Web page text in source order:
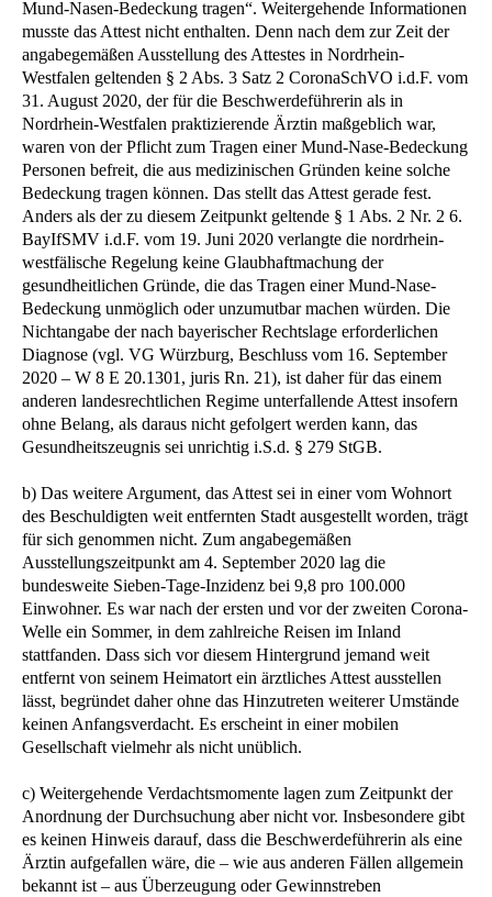
Mund-Nasen-Bedeckung tragen“. Weitergehende Informationen
musste das Attest nicht enthalten. Denn nach dem zur Zeit der
angabegemäßen Ausstellung des Attestes in Nordrhein-
Westfalen geltenden § 2 Abs. 3 Satz 2 CoronaSchVO i.d.F. vom
31. August 2020, der für die Beschwerdeführerin als in
Nordrhein-Westfalen praktizierende Ärztin maßgeblich war,
waren von der Pflicht zum Tragen einer Mund-Nase-Bedeckung
Personen befreit, die aus medizinischen Gründen keine solche
Bedeckung tragen können. Das stellt das Attest gerade fest.
Anders als der zu diesem Zeitpunkt geltende § 1 Abs. 2 Nr. 2 6.
BayIfSMV i.d.F. vom 19. Juni 2020 verlangte die nordrhein-
westfälische Regelung keine Glaubhaftmachung der
gesundheitlichen Gründe, die das Tragen einer Mund-Nase-
Bedeckung unmöglich oder unzumutbar machen würden. Die
Nichtangabe der nach bayerischer Rechtslage erforderlichen
Diagnose (vgl. VG Würzburg, Beschluss vom 16. September
2020 – W 8 E 20.1301, juris Rn. 21), ist daher für das einem
anderen landesrechtlichen Regime unterfallende Attest insofern
ohne Belang, als daraus nicht gefolgert werden kann, das
Gesundheitszeugnis sei unrichtig i.S.d. § 279 StGB.
b) Das weitere Argument, das Attest sei in einer vom Wohnort
des Beschuldigten weit entfernten Stadt ausgestellt worden, trägt
für sich genommen nicht. Zum angabegemäßen
Ausstellungszeitpunkt am 4. September 2020 lag die
bundesweite Sieben-Tage-Inzidenz bei 9,8 pro 100.000
Einwohner. Es war nach der ersten und vor der zweiten Corona-
Welle ein Sommer, in dem zahlreiche Reisen im Inland
stattfanden. Dass sich vor diesem Hintergrund jemand weit
entfernt von seinem Heimatort ein ärztliches Attest ausstellen
lässt, begründet daher ohne das Hinzutreten weiterer Umstände
keinen Anfangsverdacht. Es erscheint in einer mobilen
Gesellschaft vielmehr als nicht unüblich.
c) Weitergehende Verdachtsmomente lagen zum Zeitpunkt der
Anordnung der Durchsuchung aber nicht vor. Insbesondere gibt
es keinen Hinweis darauf, dass die Beschwerdeführerin als eine
Ärztin aufgefallen wäre, die – wie aus anderen Fällen allgemein
bekannt ist – aus Überzeugung oder Gewinnstreben